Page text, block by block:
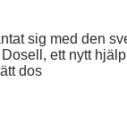
sig med den
ett nytt
dos